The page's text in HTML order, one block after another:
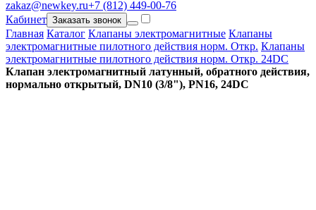
zakaz@newkey.ru+7 (812) 449-00-76
Кабинет Заказать звонок
Главная Каталог Клапаны электромагнитные Клапаны
электромагнитные пилотного действия норм. Откр. Клапаны
электромагнитные пилотного действия норм. Откр. 24DC
Клапан электромагнитный латунный, обратного действия,
нормально открытый, DN10 (3/8"), PN16, 24DC